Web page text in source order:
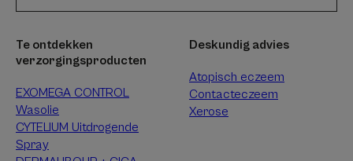
Te ontdekken
verzorgingsproducten
EXOMEGA CONTROL
Wasolie
CYTELIUM Uitdrogende
Spray
Deskundig advies
Atopisch eczeem
Contacteczeem
Xerose